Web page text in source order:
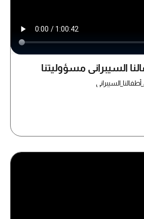
السيبراني مسؤوليتنا